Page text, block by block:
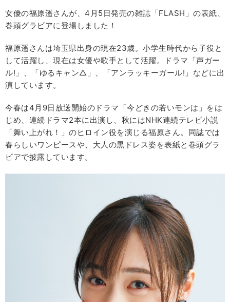
女優の福原遥さんが、4月5日発売の雑誌「FLASH」の表紙、
巻頭グラビアに登場しました！
福原遥さんは埼玉県出身の現在23歳。小学生時代から子役と
して活躍し、現在は女優や歌手として活躍。ドラマ「声ガー
ル!」、「ゆるキャン△」、「アンラッキーガール!」などに出
演しています。
今春は4月9日放送開始のドラマ「今どきの若いモンは」をは
じめ、連続ドラマ2本に出演し、秋にはNHK連続テレビ小説
「舞い上がれ！」のヒロイン役を演じる福原さん。同誌では
春らしいワンピースや、大人の黒ドレス姿を表紙と巻頭グラ
ビアで披露しています。